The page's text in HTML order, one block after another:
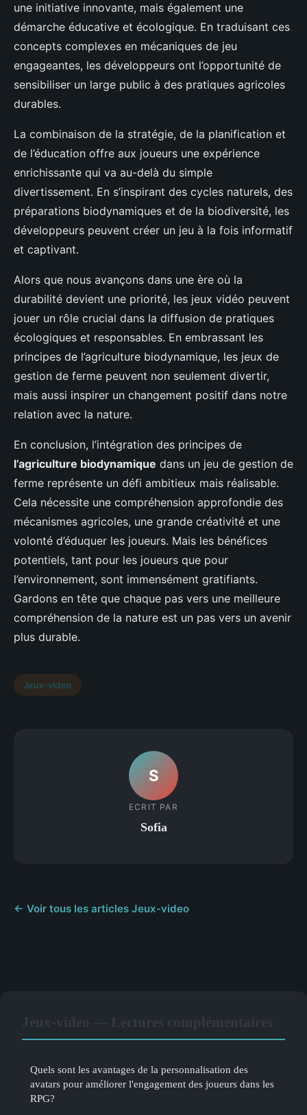
une initiative innovante, mais également une
démarche éducative et écologique. En traduisant ces
concepts complexes en mécaniques de jeu
engageantes, les développeurs ont l’opportunité de
sensibiliser un large public à des pratiques agricoles
durables.
La combinaison de la stratégie, de la planification et
de l’éducation offre aux joueurs une expérience
enrichissante qui va au-delà du simple
divertissement. En s’inspirant des cycles naturels, des
préparations biodynamiques et de la biodiversité, les
développeurs peuvent créer un jeu à la fois informatif
et captivant.
Alors que nous avançons dans une ère où la
durabilité devient une priorité, les jeux vidéo peuvent
jouer un rôle crucial dans la diffusion de pratiques
écologiques et responsables. En embrassant les
principes de l’agriculture biodynamique, les jeux de
gestion de ferme peuvent non seulement divertir,
mais aussi inspirer un changement positif dans notre
relation avec la nature.
En conclusion, l’intégration des principes de
l’agriculture biodynamique dans un jeu de gestion de
ferme représente un défi ambitieux mais réalisable.
Cela nécessite une compréhension approfondie des
mécanismes agricoles, une grande créativité et une
volonté d’éduquer les joueurs. Mais les bénéfices
potentiels, tant pour les joueurs que pour
l’environnement, sont immensément gratifiants.
Gardons en tête que chaque pas vers une meilleure
compréhension de la nature est un pas vers un avenir
plus durable.
Jeux-video
S
ECRIT PAR
Sofia
← Voir tous les articles Jeux-video
Quels sont les avantages de la personnalisation des
avatars pour améliorer l'engagement des joueurs dans les
RPG?